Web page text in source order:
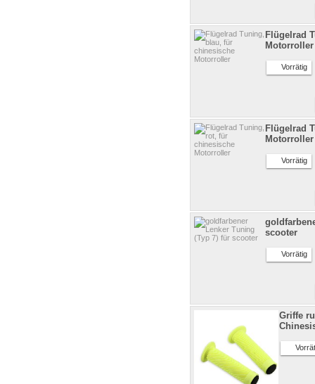
Flügelrad
Motorroller
Vorrätig
Flügelrad
Motorroller
Vorrätig
scooter
Vorrätig
Griffe